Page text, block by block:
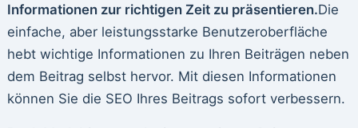
Informationen zur richtigen Zeit zu präsentieren.Die
einfache, aber leistungsstarke Benutzeroberfläche
hebt wichtige Informationen zu Ihren Beiträgen neben
dem Beitrag selbst hervor. Mit diesen Informationen
können Sie die SEO Ihres Beitrags sofort verbessern.